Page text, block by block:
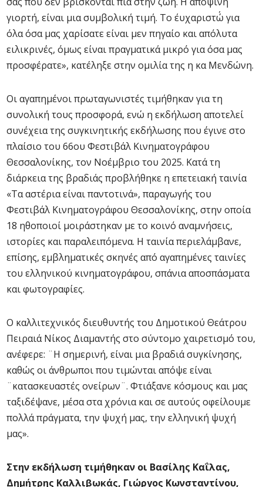
γιορτή, είναι μια συμβολική τιμή. Το ΄ευχαριστώ΄ για
όλα όσα μας χαρίσατε είναι μεν πηγαίο και απόλυτα
ειλικρινές, όμως είναι πραγματικά μικρό για όσα μας
προσφέρατε», κατέληξε στην ομιλία της η κα Μενδώνη.
Οι αγαπημένοι πρωταγωνιστές τιμήθηκαν για τη
συνολική τους προσφορά, ενώ η εκδήλωση αποτελεί
συνέχεια της συγκινητικής εκδήλωσης που έγινε στο
πλαίσιο του 66ου Φεστιβάλ Κινηματογράφου
Θεσσαλονίκης, τον Νοέμβριο του 2025. Κατά τη
διάρκεια της βραδιάς προβλήθηκε η επετειακή ταινία
«Τα αστέρια είναι παντοτινά», παραγωγής του
Φεστιβάλ Κινηματογράφου Θεσσαλονίκης, στην οποία
18 ηθοποιοί μοιράστηκαν με το κοινό αναμνήσεις,
ιστορίες και παραλειπόμενα. Η ταινία περιελάμβανε,
επίσης, εμβληματικές σκηνές από αγαπημένες ταινίες
του ελληνικού κινηματογράφου, σπάνια αποσπάσματα
και φωτογραφίες.
Ο καλλιτεχνικός διευθυντής του Δημοτικού Θεάτρου
Πειραιά Νίκος Διαμαντής στο σύντομο χαιρετισμό του,
ανέφερε: ¨Η σημερινή, είναι μια βραδιά συγκίνησης,
καθώς οι άνθρωποι που τιμώνται απόψε είναι
¨κατασκευαστές ονείρων¨. Φτιάξανε κόσμους και μας
ταξιδέψανε, μέσα στα χρόνια και σε αυτούς οφείλουμε
πολλά πράγματα, την ψυχή μας, την ελληνική ψυχή
μας».
Στην εκδήλωση τιμήθηκαν οι Βασίλης Καΐλας,
Δημήτρης Καλλιβωκάς, Γιώργος Κωνσταντίνου,